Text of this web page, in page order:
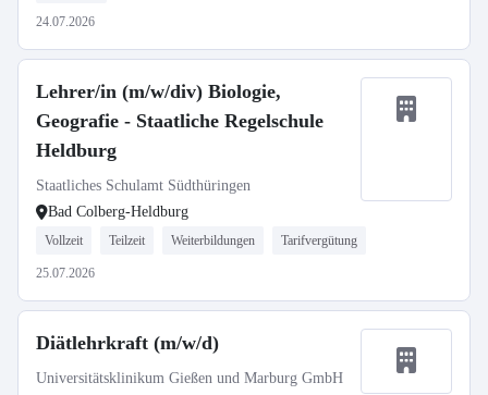
24.07.2026
Lehrer/in (m/w/div) Biologie,
Geografie - Staatliche Regelschule
Heldburg
Staatliches Schulamt Südthüringen
Bad Colberg-Heldburg
Vollzeit Teilzeit Weiterbildungen Tarifvergütung
25.07.2026
Diätlehrkraft (m/w/d)
Universitätsklinikum Gießen und Marburg GmbH